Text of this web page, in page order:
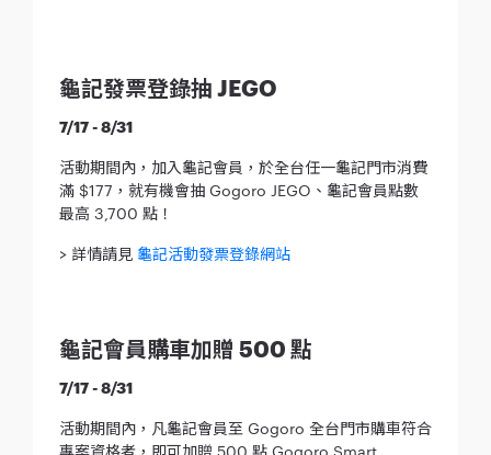
龜記發票登錄抽 JEGO
7/17 - 8/31
活動期間內，加入龜記會員，於全台任一龜記門市消費
滿 $177，就有機會抽 Gogoro JEGO、龜記會員點數
最高 3,700 點！
> 詳情請見 龜記活動發票登錄網站
龜記會員購車加贈 500 點
7/17 - 8/31
活動期間內，凡龜記會員至 Gogoro 全台門市購車符合
專案資格者，即可加贈 500 點 Gogoro Smart